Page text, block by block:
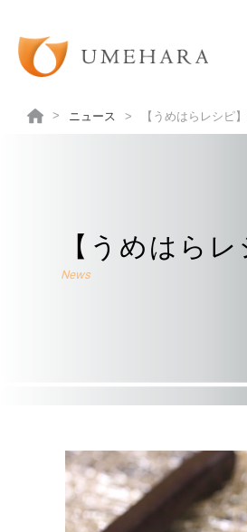
ニュース 【うめはらレシピ
【うめはら
News